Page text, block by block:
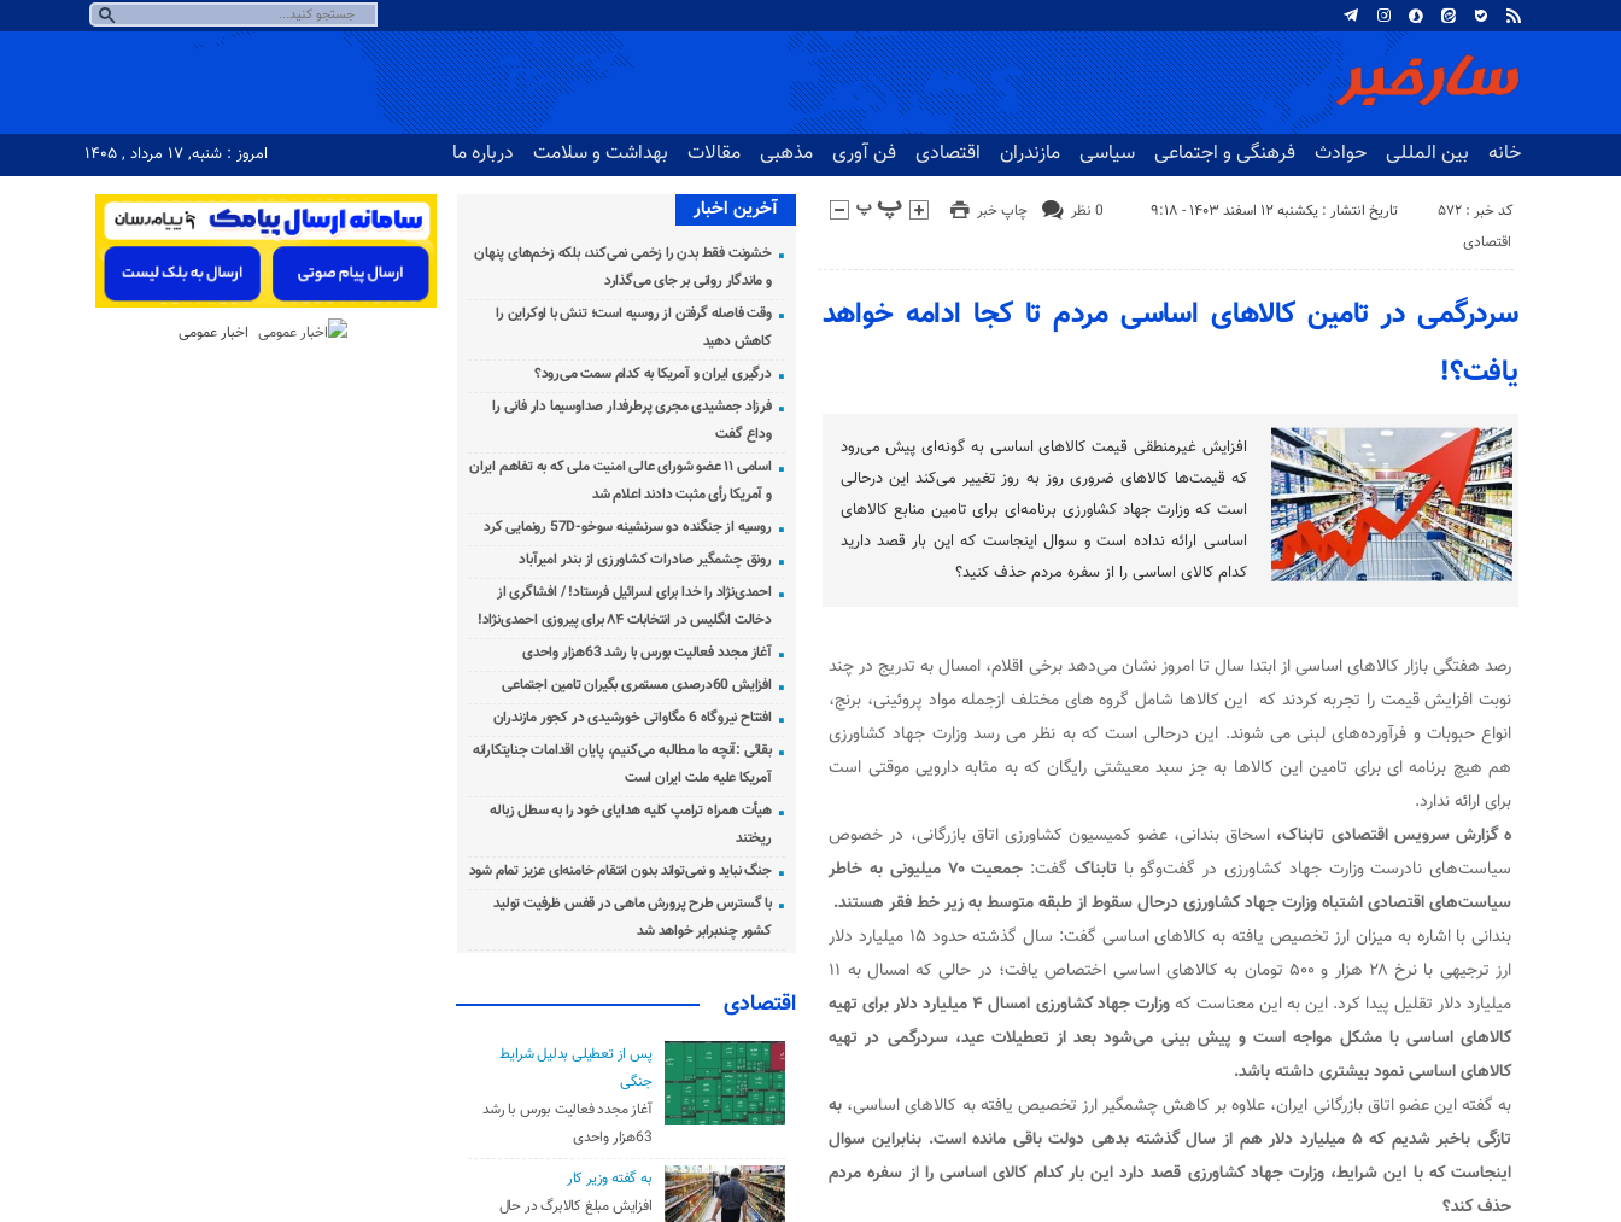
خانه بین المللی حوادث فرهنگی و اجتماعی سیاسی مازندران اقتصادی فن آوری مذهبی مقالات بهداشت و سلامت درباره ما امروز : شنبه, ۱۷ مرداد , ۱۴۰۵
کد خبر : 572 تاریخ انتشار : یکشنبه ۱۲ اسفند ۱۴۰۳ - ۹:۱۸ چاپ خبر
0 نظر
اقتصادی
سردرگمی در تامین کالاهای اساسی مردم تا کجا ادامه خواهد
یافت؟!
افزایش غیرمنطقی قیمت کالا‌های اساسی به گونه‌ای پیش می‌رود
که قیمت‌ها کالا‌های ضروری روز به روز تغییر می‌کند این درحالی
است که وزارت جهاد کشاورزی برنامه‌ای برای تامین منابع کالا‌های
اساسی ارائه نداده است و سوال اینجاست که این بار قصد دارید
کدام کالای اساسی را از سفره مردم حذف کنید؟
رصد هفتگی بازار کالاهای اساسی از ابتدا سال تا امروز نشان می‌دهد برخی اقلام، امسال به تدریج در چند
نوبت افزایش قیمت را تجربه کردند که این کالاها شامل گروه های مختلف ازجمله مواد پروئینی، برنج،
انواع حبوبات و فرآورده‌های لبنی می شوند. این درحالی است که به نظر می رسد وزارت جهاد کشاورزی
هم هیچ برنامه ای برای تامین این کالاها به جز سبد معیشتی رایگان که به مثابه دارویی موقتی است
برای ارائه ندارد.
ه گزارش سرویس اقتصادی تابناک، اسحاق بندانی، عضو کمیسیون کشاورزی اتاق بازرگانی، در خصوص
سیاست‌های نادرست وزارت جهاد کشاورزی در گفت‌و‌گو با تابناک گفت:
جمعیت ۷۰ میلیونی به خاطر
سیاست‌های اقتصادی اشتباه وزارت جهاد کشاورزی درحال سقوط از طبقه متوسط به زیر خط فقر هستند.
بندانی با اشاره به میزان ارز تخصیص یافته به کالا‌های اساسی گفت: سال گذشته حدود ۱۵ میلیارد دلار
ارز ترجیهی با نرخ ۲۸ هزار و ۵۰۰ تومان به کالا‌های اساسی اختصاص یافت؛ در حالی که امسال به ۱۱
میلیارد دلار تقلیل پیدا کرد. این به این معناست که
وزارت جهاد کشاورزی امسال ۴ میلیارد دلار برای تهیه
کالا‌های اساسی با مشکل مواجه است و پیش بینی می‌شود بعد از تعطیلات عید، سردرگمی در تهیه
کالا‌های اساسی نمود بیشتری داشته باشد.
به گفته این عضو اتاق بازرگانی ایران، علاوه بر کاهش چشمگیر ارز تخصیص یافته به کالا‌های اساسی، به
تازگی باخبر شدیم که ۵ میلیارد دلار هم از سال گذشته بدهی دولت باقی مانده است. بنابراین سوال
اینجاست که با این شرایط، وزارت جهاد کشاورزی قصد دارد این بار کدام کالای اساسی را از سفره مردم
حذف کند؟
آخرین اخبار
خشونت فقط بدن را زخمی نمی‌کند، بلکه زخم‌های پنهان
و ماندگار روانی بر جای می‌گذارد
وقت فاصله گرفتن از روسیه است؛ تنش با اوکراین را
کاهش دهید
درگیری ایران و آمریکا به کدام سمت می‌رود؟
فرزاد جمشیدی مجری پرطرفدار صداوسیما دار فانی را
وداع گفت
اسامی ۱۱ عضو شورای عالی امنیت ملی که به تفاهم ایران
و آمریکا رأی مثبت دادند اعلام شد
روسیه از جنگنده دو سرنشینه سوخو-57D رونمایی کرد
رونق چشمگیر صادرات کشاورزی از بندر امیرآباد
احمدی‌نژاد را خدا برای اسرائیل فرستاد! / افشاگری از
دخالت انگلیس در انتخابات ۸۴ برای پیروزی احمدی‌نژاد!
آغاز مجدد فعالیت بورس با رشد 63هزار واحدی
افزایش 60درصدی مستمری بگیران تامین اجتماعی
افتتاح نیروگاه 6 مگاواتی خورشیدی در کجور مازندران
بقائی :آنچه ما مطالبه می‌کنیم، پایان اقدامات جنایتکارانه
آمریکا علیه ملت ایران است
هیأت همراه ترامپ کلیه هدایای خود را به سطل زباله
ریختند
جنگ نباید و نمی‌تواند بدون انتقام خامنه‌ای عزیز تمام شود
با گسترس طرح پرورش ماهی در قفس ظرفیت تولید
کشور چندبرابر خواهد شد
اقتصادی
پس از تعطیلی بدلیل شرایط
جنگی
آغاز مجدد فعالیت بورس با رشد
63هزار واحدی
به گفته وزیر کار
افزایش مبلغ کالابرگ در حال
اخبار عمومی